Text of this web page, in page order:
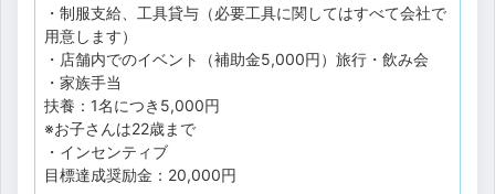
・制服支給、工具貸与（必要工具に関してはすべて会社で
用意します）
・店舗内でのイベント（補助金5,000円）旅行・飲み会
・家族手当
扶養：1名につき5,000円
※お子さんは22歳まで
・インセンティブ
目標達成奨励金：20,000円